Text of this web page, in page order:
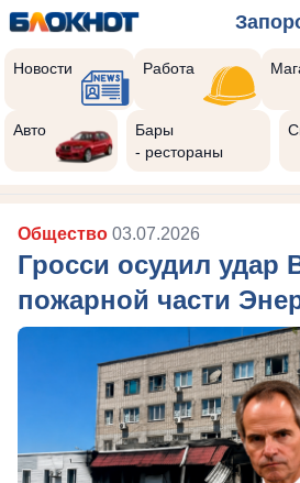
Новости Работа
Авто
Бары
- рестораны
Общество 03.07.2026
Гросси осудил удар
пожарной части